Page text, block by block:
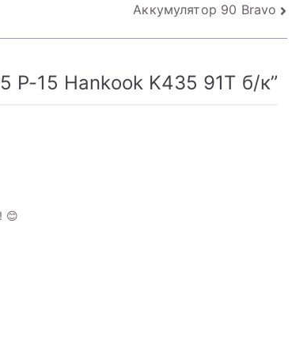
Аккумулятор 90 Bravo
Р-15 Hankook K435 91Т б/к”
😊